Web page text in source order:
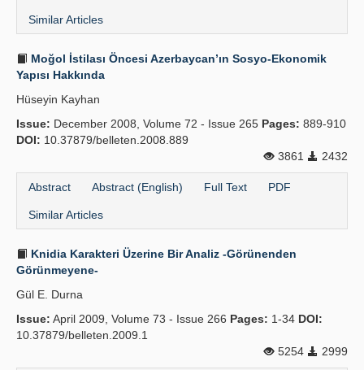
Similar Articles
Moğol İstilası Öncesi Azerbaycan’ın Sosyo-Ekonomik
Yapısı Hakkında
Hüseyin Kayhan
Issue: December 2008, Volume 72 - Issue 265 Pages: 889-910
DOI: 10.37879/belleten.2008.889
3861
2432
Abstract Abstract (English) Full Text PDF
Similar Articles
Knidia Karakteri Üzerine Bir Analiz -Görünenden
Görünmeyene-
Gül E. Durna
Issue: April 2009, Volume 73 - Issue 266 Pages: 1-34 DOI:
10.37879/belleten.2009.1
5254
2999